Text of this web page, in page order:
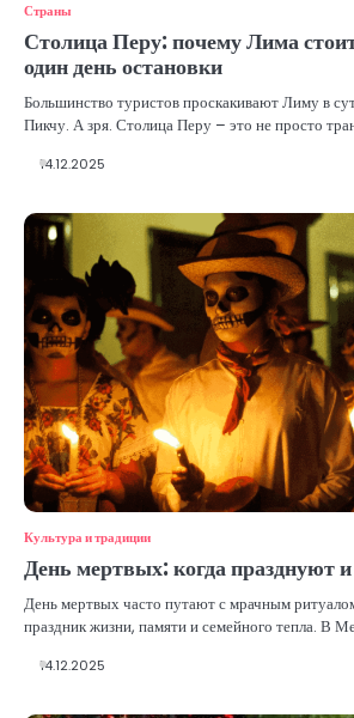
Страны
Столица Перу: почему Лима
один день остановки
Большинство туристов проскакивают Лиму в
Пикчу. А зря. Столица Перу – это не просто
14.12.2025
Культура и традиции
День мертвых: когда празднуют
День мертвых часто путают с мрачным
праздник жизни, памяти и семейного тепла. В
14.12.2025